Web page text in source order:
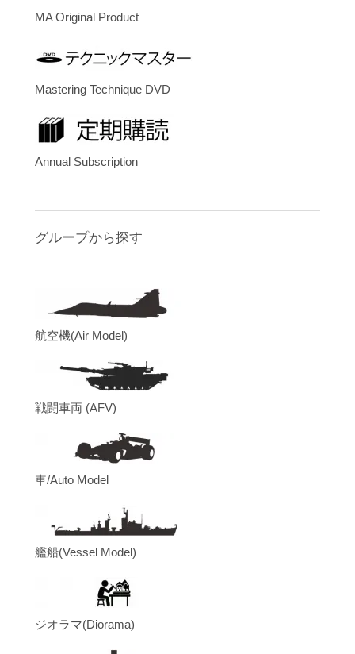
MA Original Product
Mastering Technique DVD
Annual Subscription
グループから探す
航空機(Air Model)
戦闘車両 (AFV)
車/Auto Model
艦船(Vessel Model)
ジオラマ(Diorama)